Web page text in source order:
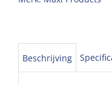
Beschrijving